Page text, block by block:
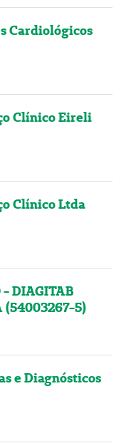
Cardiológicos
Clínico Eireli
Clínico Ltda
- DIAGITAB
(54003267-5)
e Diagnósticos